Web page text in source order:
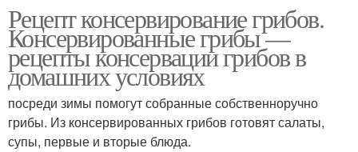
Рецепт консервирование грибов.
Консервированные грибы —
рецепты консервации грибов в
домашних условиях
посреди зимы помогут собранные собственноручно
грибы. Из консервированных грибов готовят салаты,
супы, первые и вторые блюда.